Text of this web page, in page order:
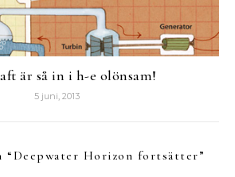
är så in i h-e olönsam!
5 juni, 2013
“ Deepwater Horizon fortsätter”